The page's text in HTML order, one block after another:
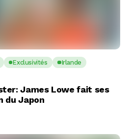
Exclusivités
Irlande
James Lowe fait ses
du Japon